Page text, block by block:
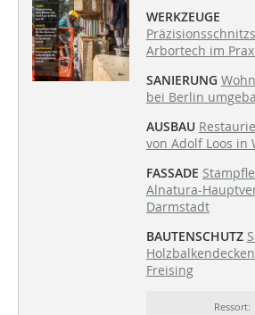
WERKZEUGE
Arbortech im
SANIERUNG
bei Berlin
AUSBAU
von Adolf Loos in
FASSADE
Alnatura-
Darmstadt
BAUTENSCHUTZ
Freising
Ressort: